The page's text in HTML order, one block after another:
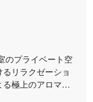
のプライベート空
リラクゼーショ
極上のアロマオ